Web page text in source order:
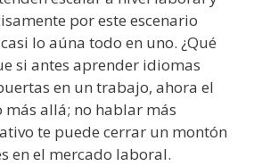
por este escenario
lo aúna todo en uno. ¿Qué
si antes aprender idiomas
en un trabajo, ahora el
más allá; no hablar más
te puede cerrar un montón
en el mercado laboral.